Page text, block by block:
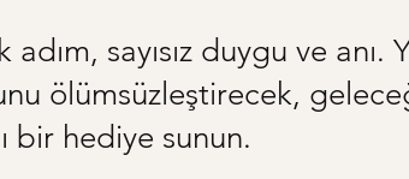
adım, sayısız duygu ve anı.
ölümsüzleştirecek,
bir hediye sunun.